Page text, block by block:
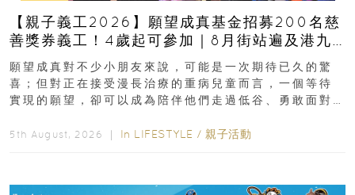
【親子義工2026】願望成真基金招募200名慈
善獎券義工！4歲起可參加｜8月街站遍及港九
新界
願望成真對不少小朋友來說，可能是一次期待已久的驚
喜；但對正在接受漫長治療的重病兒童而言，一個等待
實現的願望，卻可以成為陪伴他們走過低谷、勇敢面對
5th August, 2026 ｜ In LIFESTYLE / 親子活動